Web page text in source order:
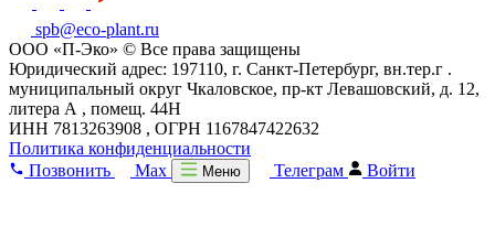
spb@eco-plant.ru
ООО «П-Эко» © Все права защищены
Юридический адрес: 197110, г. Санкт-Петербург, вн.тер.г .
муниципальный округ Чкаловское, пр-кт Левашовский, д. 12,
литера А , помещ. 44Н
ИНН 7813263908 , ОГРН 1167847422632
Политика конфиденциальности
Позвонить
Max Меню Телеграм Войти